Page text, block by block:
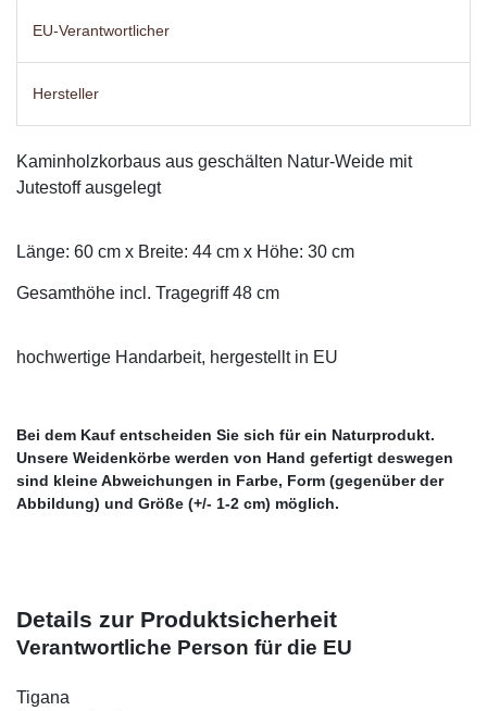
EU-Verantwortlicher
Hersteller
Kaminholzkorbaus aus geschälten Natur-Weide mit
Jutestoff ausgelegt
Länge: 60 cm x Breite: 44 cm x Höhe: 30 cm
Gesamthöhe incl. Tragegriff 48 cm
hochwertige Handarbeit, hergestellt in EU
Bei dem Kauf entscheiden Sie sich für ein Naturprodukt.
Unsere Weidenkörbe werden von Hand gefertigt deswegen
sind kleine Abweichungen in Farbe, Form (gegenüber der
Abbildung) und Größe (+/- 1-2 cm) möglich.
Details zur Produktsicherheit
Verantwortliche Person für die EU
Tigana